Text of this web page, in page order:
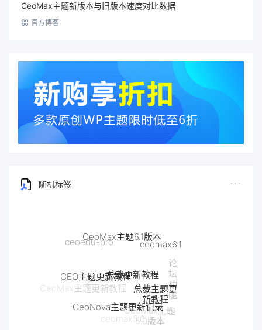
CeoMax主题新版本与旧版本速度对比数据
官方博客
随机标签
ceoedu-pro
CeoMax主题6.1版本
ceomax6.1
论
坛
功
能
CeoMax主题更新教程
CEO主题更新教程总裁更新教程
总裁主题更
新教程
CeoMax主题
5.0版本
ceomax5.0
CeoNova主题更新记录